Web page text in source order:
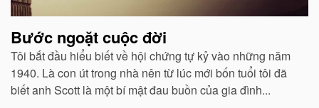
Bước ngoặt cuộc đời
Tôi bắt đầu hiểu biết về hội chứng tự kỷ vào những năm
1940. Là con út trong nhà nên từ lúc mới bốn tuổi tôi đã
biết anh Scott là một bí mật đau buồn của gia đình...